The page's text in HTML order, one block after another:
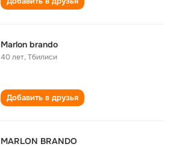
Marlon brando
40 лет,Тбилиси
Добавить в друзья
MARLON BRANDO